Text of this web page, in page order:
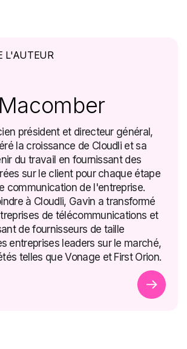
L'AUTEUR
président et directeur général,
la croissance de Cloudli et sa
du travail en fournissant des
sur le client pour chaque étape
communication de l'entreprise.
à Cloudli, Gavin a transformé
de télécommunications et
de fournisseurs de taille
entreprises leaders sur le marché,
telles que Vonage et First Orion.